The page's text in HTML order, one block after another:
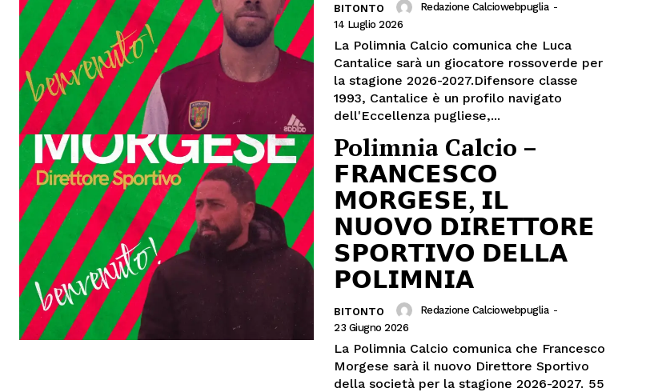
BITONTO Redazione Calciowebpuglia -
14 Luglio 2026
La Polimnia Calcio comunica che Luca
Cantalice sarà un giocatore rossoverde per
la stagione 2026-2027.Difensore classe
1993, Cantalice è un profilo navigato
dell'Eccellenza pugliese,...
Polimnia Calcio –
𝗙𝗥𝗔𝗡𝗖𝗘𝗦𝗖𝗢
𝗠𝗢𝗥𝗚𝗘𝗦𝗘, 𝗜𝗟
𝗡𝗨𝗢𝗩𝗢 𝗗𝗜𝗥𝗘𝗧𝗧𝗢𝗥𝗘
𝗦𝗣𝗢𝗥𝗧𝗜𝗩𝗢 𝗗𝗘𝗟𝗟𝗔
𝗣𝗢𝗟𝗜𝗠𝗡𝗜𝗔
BITONTO Redazione Calciowebpuglia -
23 Giugno 2026
La Polimnia Calcio comunica che Francesco
Morgese sarà il nuovo Direttore Sportivo
della società per la stagione 2026-2027. 55